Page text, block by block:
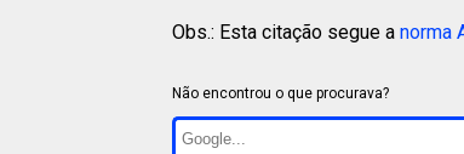
Obs.: Esta citação segue a norma
Não encontrou o que procurava?